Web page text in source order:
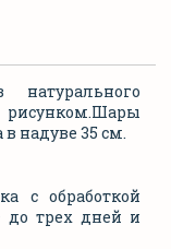
надуве 35 см.
с обработкой
до трех дней и